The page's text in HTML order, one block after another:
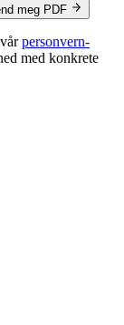
meg PDF
personvern­
med konkrete